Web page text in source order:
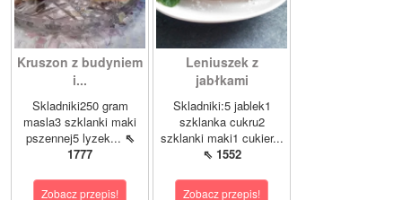
Kruszon z budyniem
i...
Skladniki250 gram
masla3 szklanki maki
pszennej5 lyzek... ⇖
1777
Zobacz przepis!
Leniuszek z
jabłkami
Skladniki:5 jablek1
szklanka cukru2
szklanki maki1 cukier...
⇖ 1552
Zobacz przepis!